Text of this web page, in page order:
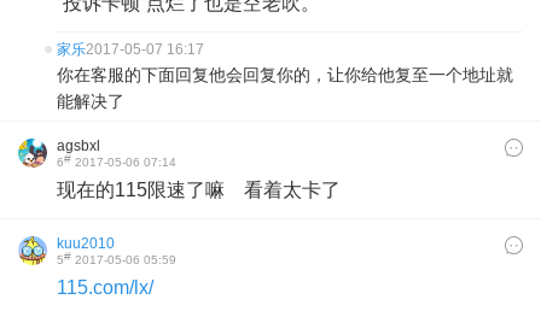
家乐2017-05-07 16:17
你在客服的下面回复他会回复你的，让你给他复至一个地址就
能解决了
agsbxl
6# 2017-05-06 07:14
现在的115限速了嘛 看着太卡了
kuu2010
5# 2017-05-06 05:59
115.com/lx/